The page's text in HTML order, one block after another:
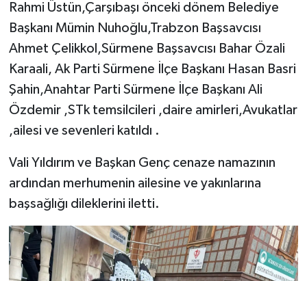
Rahmi Üstün,Çarşıbaşı önceki dönem Belediye
Başkanı Mümin Nuhoğlu,Trabzon Başsavcısı
Ahmet Çelikkol,Sürmene Başsavcısı Bahar Özali
Karaali, Ak Parti Sürmene İlçe Başkanı Hasan Basri
Şahin,Anahtar Parti Sürmene İlçe Başkanı Ali
Özdemir ,STk temsilcileri ,daire amirleri,Avukatlar
,ailesi ve sevenleri katıldı .
Vali Yıldırım ve Başkan Genç cenaze namazının
ardından merhumenin ailesine ve yakınlarına
başsağlığı dileklerini iletti.